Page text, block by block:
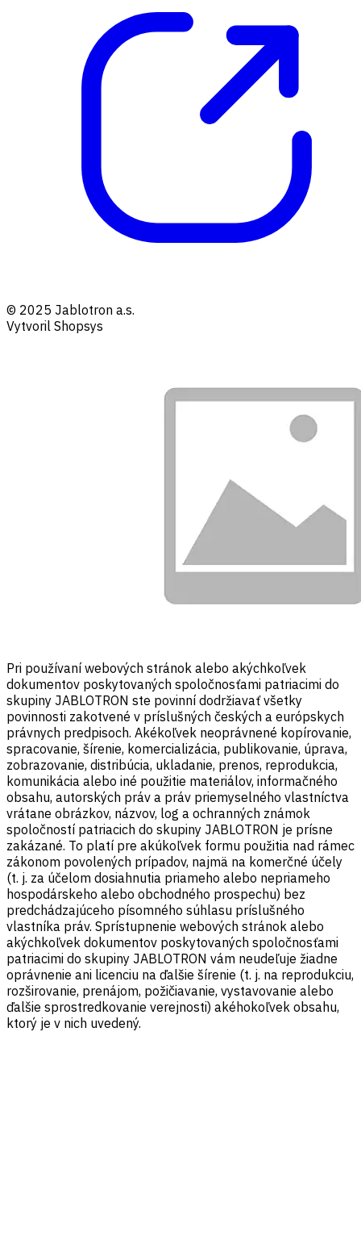
© 2025 Jablotron a.s.
Vytvoril Shopsys
Pri používaní webových stránok alebo akýchkoľvek
dokumentov poskytovaných spoločnosťami patriacimi do
skupiny JABLOTRON ste povinní dodržiavať všetky
povinnosti zakotvené v príslušných českých a európskych
právnych predpisoch. Akékoľvek neoprávnené kopírovanie,
spracovanie, šírenie, komercializácia, publikovanie, úprava,
zobrazovanie, distribúcia, ukladanie, prenos, reprodukcia,
komunikácia alebo iné použitie materiálov, informačného
obsahu, autorských práv a práv priemyselného vlastníctva
vrátane obrázkov, názvov, log a ochranných známok
spoločností patriacich do skupiny JABLOTRON je prísne
zakázané. To platí pre akúkoľvek formu použitia nad rámec
zákonom povolených prípadov, najmä na komerčné účely
(t. j. za účelom dosiahnutia priameho alebo nepriameho
hospodárskeho alebo obchodného prospechu) bez
predchádzajúceho písomného súhlasu príslušného
vlastníka práv. Sprístupnenie webových stránok alebo
akýchkoľvek dokumentov poskytovaných spoločnosťami
patriacimi do skupiny JABLOTRON vám neudeľuje žiadne
oprávnenie ani licenciu na ďalšie šírenie (t. j. na reprodukciu,
rozširovanie, prenájom, požičiavanie, vystavovanie alebo
ďalšie sprostredkovanie verejnosti) akéhokoľvek obsahu,
ktorý je v nich uvedený.